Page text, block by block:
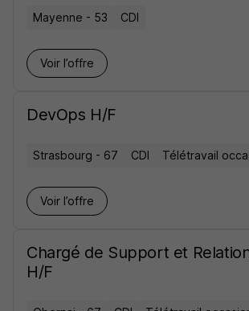
Mayenne - 53 CDI
Voir l’offre
DevOps H/F
Strasbourg - 67 CDI Télétravail
Voir l’offre
Chargé de Support et
H/F